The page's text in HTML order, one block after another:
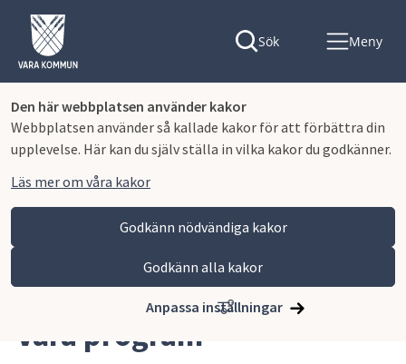
Den här webbplatsen använder kakor
Webbplatsen använder så kallade kakor för att förbättra din
upplevelse. Här kan du själv ställa in vilka kakor du godkänner.
Läs mer om våra kakor
Godkänn nödvändiga kakor
Godkänn alla kakor
Anpassa inställningar
Sök Meny
Lagmansgymnasiet Våra program
Våra program